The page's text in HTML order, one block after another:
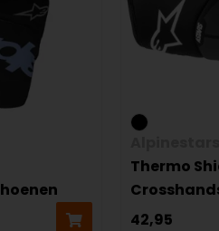
Thermo
42,95